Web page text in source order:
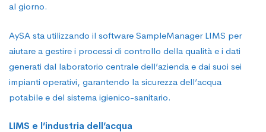
al giorno.
AySA sta utilizzando il software SampleManager LIMS per
aiutare a gestire i processi di controllo della qualità e i dati
generati dal laboratorio centrale dell’azienda e dai suoi sei
impianti operativi, garantendo la sicurezza dell’acqua
potabile e del sistema igienico-sanitario.
LIMS e l’industria dell’acqua